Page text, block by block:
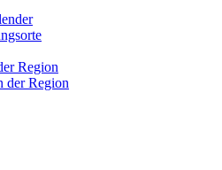
Region
der Region